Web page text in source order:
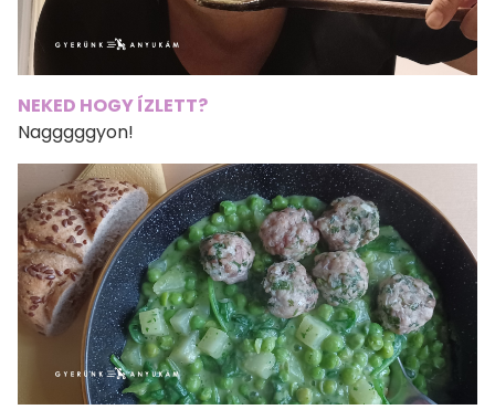
NEKED HOGY ÍZLETT?
Nagggggyon!